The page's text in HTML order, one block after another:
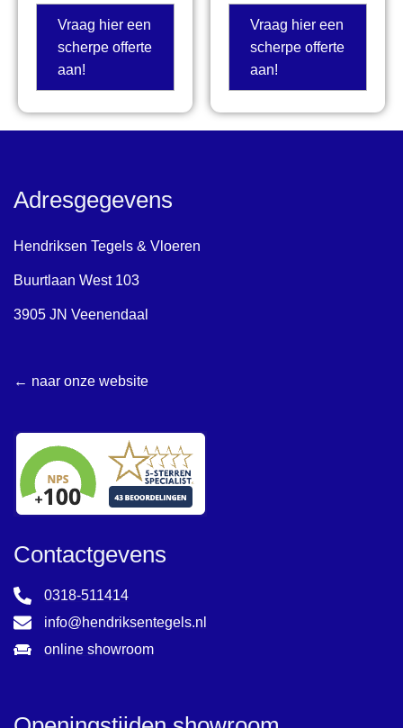
Vraag hier een
scherpe offerte
aan!
Vraag hier een
scherpe offerte
aan!
Adresgegevens
Hendriksen Tegels & Vloeren
Buurtlaan West 103
3905 JN Veenendaal
← naar onze website
Contactgevens
0318-511414
info@hendriksentegels.nl
online showroom